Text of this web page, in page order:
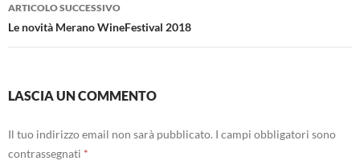
ARTICOLO SUCCESSIVO
Le novità Merano WineFestival 2018
LASCIA UN COMMENTO
Il tuo indirizzo email non sarà pubblicato. I campi obbligatori sono
contrassegnati *